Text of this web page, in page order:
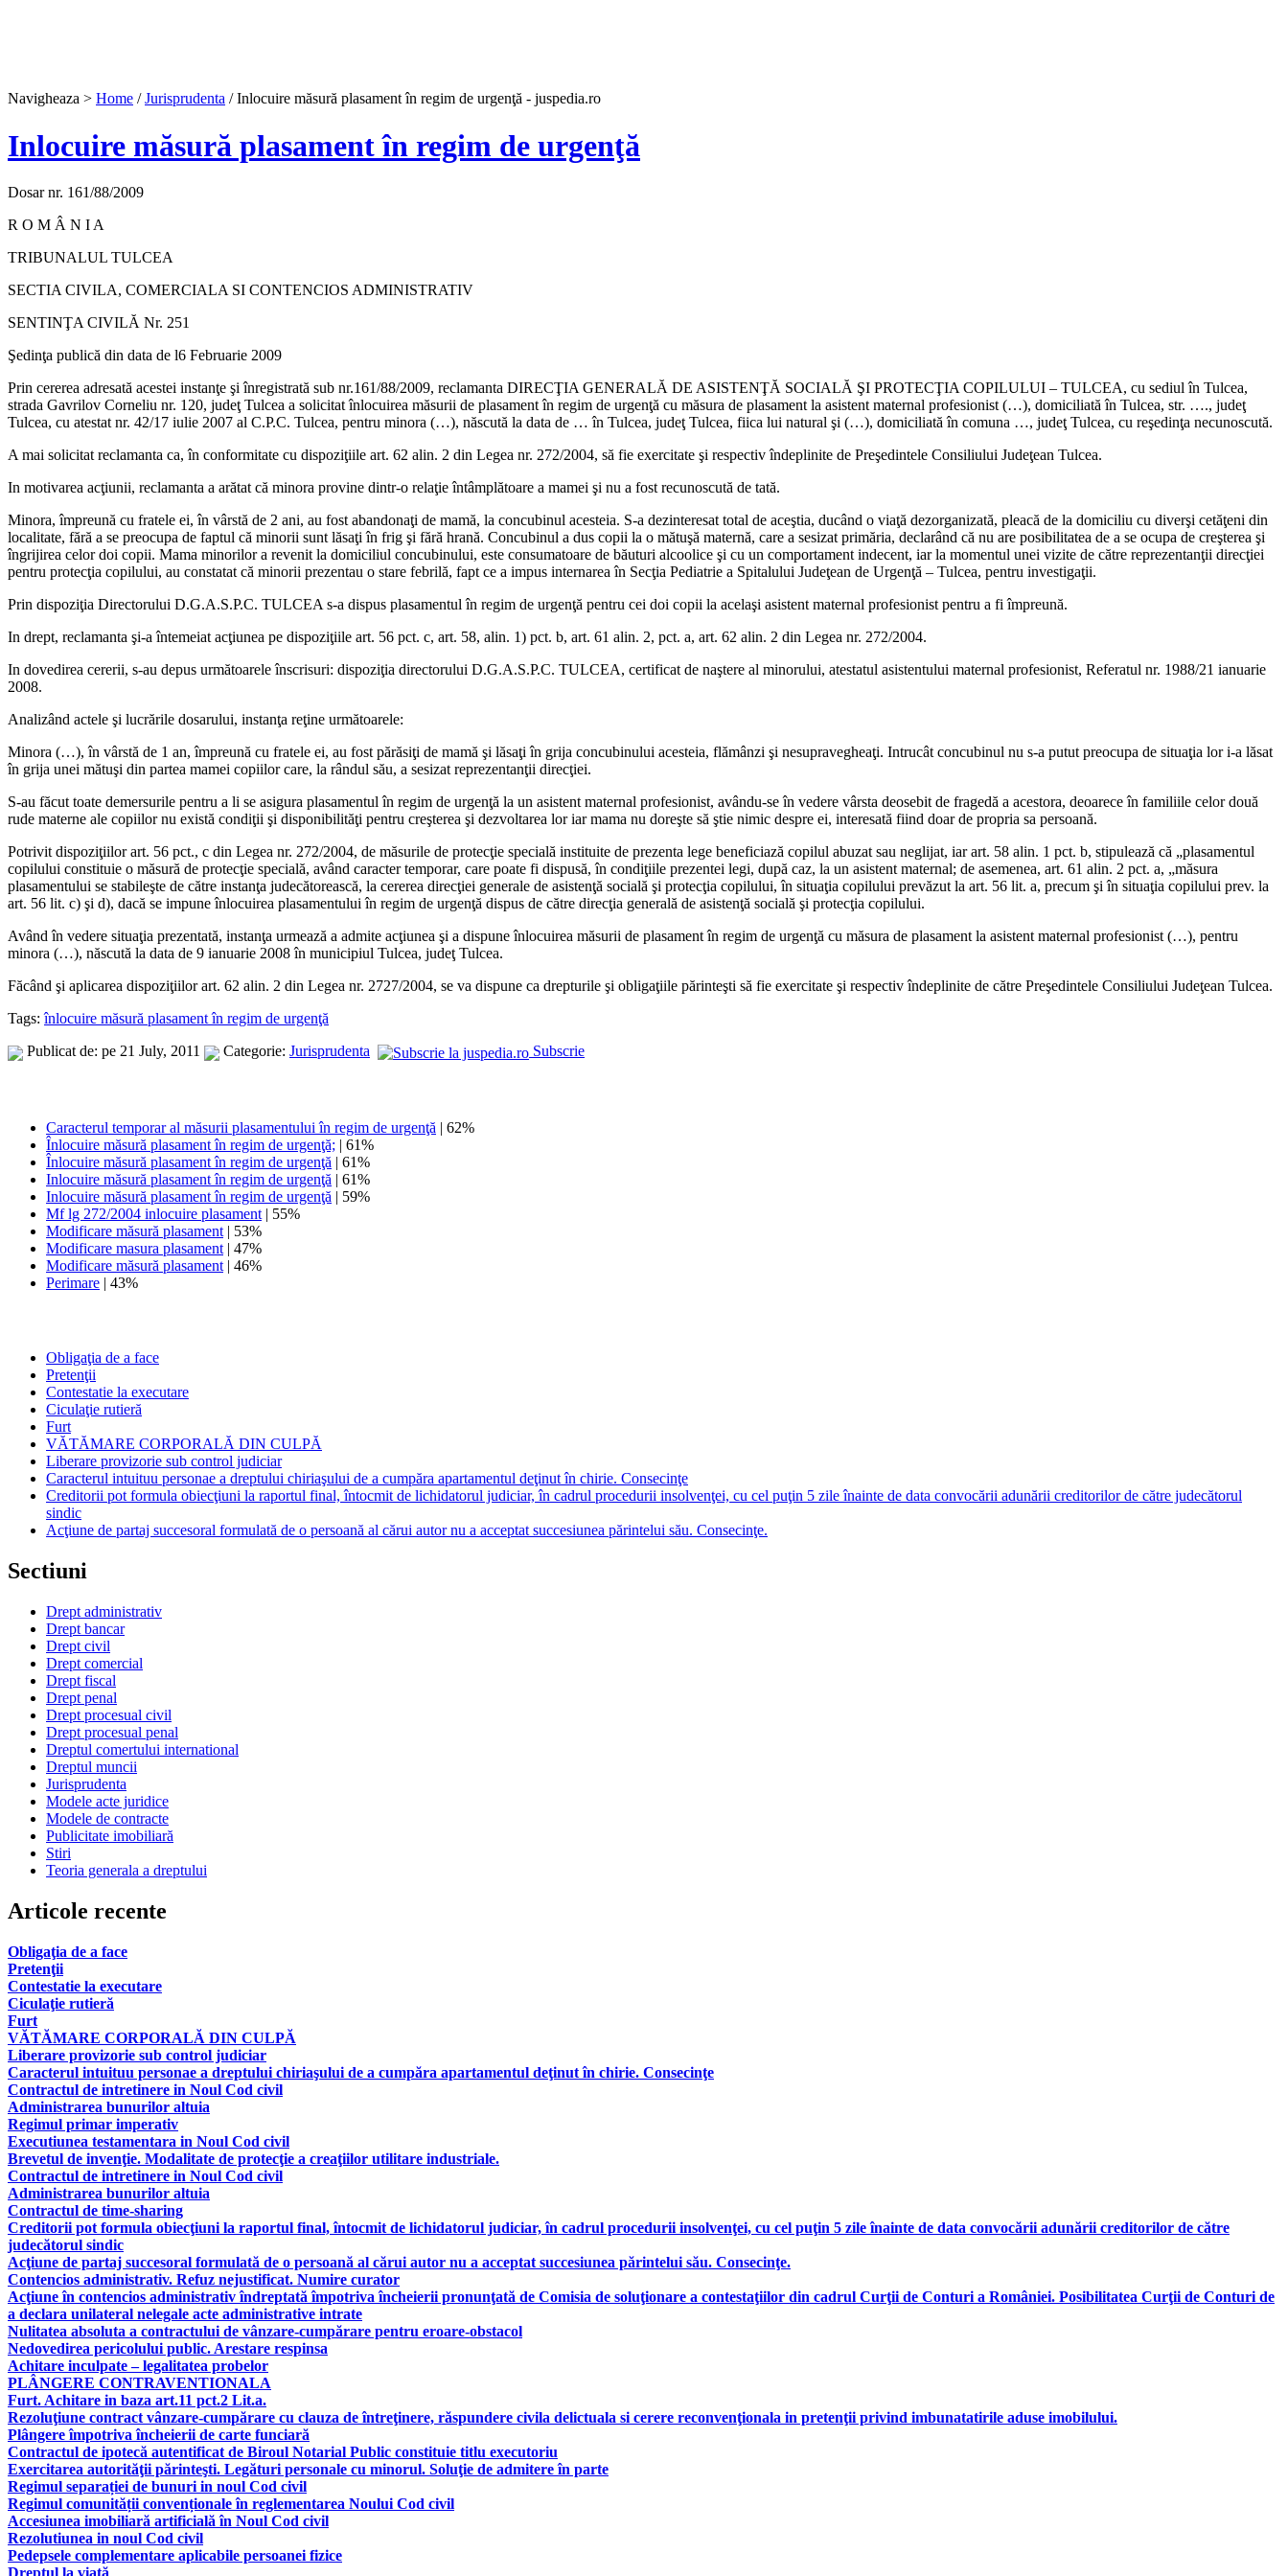
Navigheaza > Home /Jurisprudenta / Inlocuire măsură plasament în regim de urgenţă - juspedia.ro
Inlocuire măsură plasament în regim de urgenţă
Dosar nr. 161/88/2009
R O M Â N I A
TRIBUNALUL TULCEA
SECTIA CIVILA, COMERCIALA SI CONTENCIOS ADMINISTRATIV
SENTINŢA CIVILĂ Nr. 251
Şedinţa publică din data de l6 Februarie 2009
Prin cererea adresată acestei instanţe şi înregistrată sub nr.161/88/2009, reclamanta DIRECŢIA GENERALĂ DE ASISTENŢĂ SOCIALĂ ŞI PROTECŢIA COPILULUI – TULCEA, cu sediul în Tulcea,
strada Gavrilov Corneliu nr. 120, judeţ Tulcea a solicitat înlocuirea măsurii de plasament în regim de urgenţă cu măsura de plasament la asistent maternal profesionist (…), domiciliată în Tulcea, str. …., judeţ
Tulcea, cu atestat nr. 42/17 iulie 2007 al C.P.C. Tulcea, pentru minora (…), născută la data de … în Tulcea, judeţ Tulcea, fiica lui natural şi (…), domiciliată în comuna …, judeţ Tulcea, cu reşedinţa necunoscută.
A mai solicitat reclamanta ca, în conformitate cu dispoziţiile art. 62 alin. 2 din Legea nr. 272/2004, să fie exercitate şi respectiv îndeplinite de Preşedintele Consiliului Judeţean Tulcea.
In motivarea acţiunii, reclamanta a arătat că minora provine dintr-o relaţie întâmplătoare a mamei şi nu a fost recunoscută de tată.
Minora, împreună cu fratele ei, în vârstă de 2 ani, au fost abandonaţi de mamă, la concubinul acesteia. S-a dezinteresat total de aceştia, ducând o viaţă dezorganizată, pleacă de la domiciliu cu diverşi cetăţeni din
localitate, fără a se preocupa de faptul că minorii sunt lăsaţi în frig şi fără hrană. Concubinul a dus copii la o mătuşă maternă, care a sesizat primăria, declarând că nu are posibilitatea de a se ocupa de creşterea şi
îngrijirea celor doi copii. Mama minorilor a revenit la domiciliul concubinului, este consumatoare de băuturi alcoolice şi cu un comportament indecent, iar la momentul unei vizite de către reprezentanţii direcţiei
pentru protecţia copilului, au constatat că minorii prezentau o stare febrilă, fapt ce a impus internarea în Secţia Pediatrie a Spitalului Judeţean de Urgenţă – Tulcea, pentru investigaţii.
Prin dispoziţia Directorului D.G.A.S.P.C. TULCEA s-a dispus plasamentul în regim de urgenţă pentru cei doi copii la acelaşi asistent maternal profesionist pentru a fi împreună.
In drept, reclamanta şi-a întemeiat acţiunea pe dispoziţiile art. 56 pct. c, art. 58, alin. 1) pct. b, art. 61 alin. 2, pct. a, art. 62 alin. 2 din Legea nr. 272/2004.
In dovedirea cererii, s-au depus următoarele înscrisuri: dispoziţia directorului D.G.A.S.P.C. TULCEA, certificat de naştere al minorului, atestatul asistentului maternal profesionist, Referatul nr. 1988/21 ianuarie
2008.
Analizând actele şi lucrările dosarului, instanţa reţine următoarele:
Minora (…), în vârstă de 1 an, împreună cu fratele ei, au fost părăsiţi de mamă şi lăsaţi în grija concubinului acesteia, flămânzi şi nesupravegheaţi. Intrucât concubinul nu s-a putut preocupa de situaţia lor i-a lăsat
în grija unei mătuşi din partea mamei copiilor care, la rândul său, a sesizat reprezentanţii direcţiei.
S-au făcut toate demersurile pentru a li se asigura plasamentul în regim de urgenţă la un asistent maternal profesionist, avându-se în vedere vârsta deosebit de fragedă a acestora, deoarece în familiile celor două
rude materne ale copiilor nu există condiţii şi disponibilităţi pentru creşterea şi dezvoltarea lor iar mama nu doreşte să ştie nimic despre ei, interesată fiind doar de propria sa persoană.
Potrivit dispoziţiilor art. 56 pct., c din Legea nr. 272/2004, de măsurile de protecţie specială instituite de prezenta lege beneficiază copilul abuzat sau neglijat, iar art. 58 alin. 1 pct. b, stipulează că „plasamentul
copilului constituie o măsură de protecţie specială, având caracter temporar, care poate fi dispusă, în condiţiile prezentei legi, după caz, la un asistent maternal; de asemenea, art. 61 alin. 2 pct. a, „măsura
plasamentului se stabileşte de către instanţa judecătorească, la cererea direcţiei generale de asistenţă socială şi protecţia copilului, în situaţia copilului prevăzut la art. 56 lit. a, precum şi în situaţia copilului prev. la
art. 56 lit. c) şi d), dacă se impune înlocuirea plasamentului în regim de urgenţă dispus de către direcţia generală de asistenţă socială şi protecţia copilului.
Având în vedere situaţia prezentată, instanţa urmează a admite acţiunea şi a dispune înlocuirea măsurii de plasament în regim de urgenţă cu măsura de plasament la asistent maternal profesionist (…), pentru
minora (…), născută la data de 9 ianuarie 2008 în municipiul Tulcea, judeţ Tulcea.
Făcând şi aplicarea dispoziţiilor art. 62 alin. 2 din Legea nr. 2727/2004, se va dispune ca drepturile şi obligaţiile părinteşti să fie exercitate şi respectiv îndeplinite de către Preşedintele Consiliului Judeţean Tulcea.
Tags:înlocuire măsură plasament în regim de urgenţă
Publicat de: pe 21 July, 2011
Categorie: Jurisprudenta Subscrie
Caracterul temporar al măsurii plasamentului în regim de urgenţă | 62%
Înlocuire măsură plasament în regim de urgenţă; | 61%
Înlocuire măsură plasament în regim de urgenţă | 61%
Inlocuire măsură plasament în regim de urgenţă | 61%
Inlocuire măsură plasament în regim de urgenţă | 59%
Mf lg 272/2004 inlocuire plasament | 55%
Modificare măsură plasament | 53%
Modificare masura plasament | 47%
Modificare măsură plasament | 46%
Perimare | 43%
Obligaţia de a face
Pretenţii
Contestatie la executare
Ciculaţie rutieră
Furt
VĂTĂMARE CORPORALĂ DIN CULPĂ
Liberare provizorie sub control judiciar
Caracterul intuituu personae a dreptului chiriaşului de a cumpăra apartamentul deţinut în chirie. Consecinţe
Creditorii pot formula obiecţiuni la raportul final, întocmit de lichidatorul judiciar, în cadrul procedurii insolvenţei, cu cel puţin 5 zile înainte de data convocării adunării creditorilor de către judecătorul
sindic
Acţiune de partaj succesoral formulată de o persoană al cărui autor nu a acceptat succesiunea părintelui său. Consecinţe.
Sectiuni
Drept administrativ
Drept bancar
Drept civil
Drept comercial
Drept fiscal
Drept penal
Drept procesual civil
Drept procesual penal
Dreptul comertului international
Dreptul muncii
Jurisprudenta
Modele acte juridice
Modele de contracte
Publicitate imobiliară
Stiri
Teoria generala a dreptului
Articole recente
Obligaţia de a face
Pretenţii
Contestatie la executare
Ciculaţie rutieră
Furt
VĂTĂMARE CORPORALĂ DIN CULPĂ
Liberare provizorie sub control judiciar
Caracterul intuituu personae a dreptului chiriaşului de a cumpăra apartamentul deţinut în chirie. Consecinţe
Contractul de intretinere in Noul Cod civil
Administrarea bunurilor altuia
Regimul primar imperativ
Executiunea testamentara in Noul Cod civil
Brevetul de invenţie. Modalitate de protecţie a creaţiilor utilitare industriale.
Contractul de intretinere in Noul Cod civil
Administrarea bunurilor altuia
Contractul de time-sharing
Creditorii pot formula obiecţiuni la raportul final, întocmit de lichidatorul judiciar, în cadrul procedurii insolvenţei, cu cel puţin 5 zile înainte de data convocării adunării creditorilor de către
judecătorul sindic
Acţiune de partaj succesoral formulată de o persoană al cărui autor nu a acceptat succesiunea părintelui său. Consecinţe.
Contencios administrativ. Refuz nejustificat. Numire curator
Acţiune în contencios administrativ îndreptată împotriva încheierii pronunţată de Comisia de soluţionare a contestaţiilor din cadrul Curţii de Conturi a României. Posibilitatea Curţii de Conturi de
a declara unilateral nelegale acte administrative intrate
Nulitatea absoluta a contractului de vânzare-cumpărare pentru eroare-obstacol
Nedovedirea pericolului public. Arestare respinsa
Achitare inculpate – legalitatea probelor
PLÂNGERE CONTRAVENTIONALA
Furt. Achitare in baza art.11 pct.2 Lit.a.
Rezoluţiune contract vânzare-cumpărare cu clauza de întreţinere, răspundere civila delictuala si cerere reconvenţionala in pretenţii privind imbunatatirile aduse imobilului.
Plângere împotriva încheierii de carte funciară
Contractul de ipotecă autentificat de Biroul Notarial Public constituie titlu executoriu
Exercitarea autorităţii părinteşti. Legături personale cu minorul. Soluţie de admitere în parte
Regimul separației de bunuri in noul Cod civil
Regimul comunității convenționale în reglementarea Noului Cod civil
Accesiunea imobiliară artificială în Noul Cod civil
Rezolutiunea in noul Cod civil
Pedepsele complementare aplicabile persoanei fizice
Dreptul la viaţă